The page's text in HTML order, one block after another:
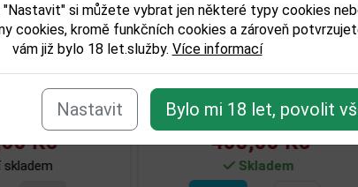
si můžete vybrat jen některé typy cookies
cookies, kromě funkčních cookies a zároveň
vám již bylo 18 let.služby. Více informací
Nastavit Bylo mi 18 let, povolit
1,0l 21%
Kč
Nemiroff De Luxe 0,7l 40%
321,00 Kč
Skladem